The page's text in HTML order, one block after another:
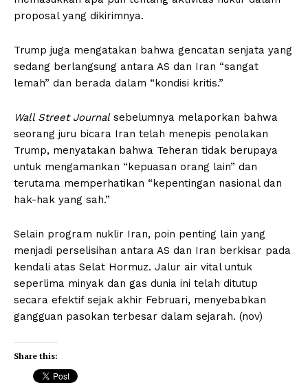
proposal yang dikirimnya.
Trump juga mengatakan bahwa gencatan senjata yang
sedang berlangsung antara AS dan Iran “sangat
lemah” dan berada dalam “kondisi kritis.”
Wall Street Journalsebelumnya melaporkan bahwa
seorang juru bicara Iran telah menepis penolakan
Trump, menyatakan bahwa Teheran tidak berupaya
untuk mengamankan “kepuasan orang lain” dan
terutama memperhatikan “kepentingan nasional dan
hak-hak yang sah.”
Selain program nuklir Iran, poin penting lain yang
menjadi perselisihan antara AS dan Iran berkisar pada
kendali atas Selat Hormuz. Jalur air vital untuk
seperlima minyak dan gas dunia ini telah ditutup
secara efektif sejak akhir Februari, menyebabkan
gangguan pasokan terbesar dalam sejarah. (nov)
Share this: